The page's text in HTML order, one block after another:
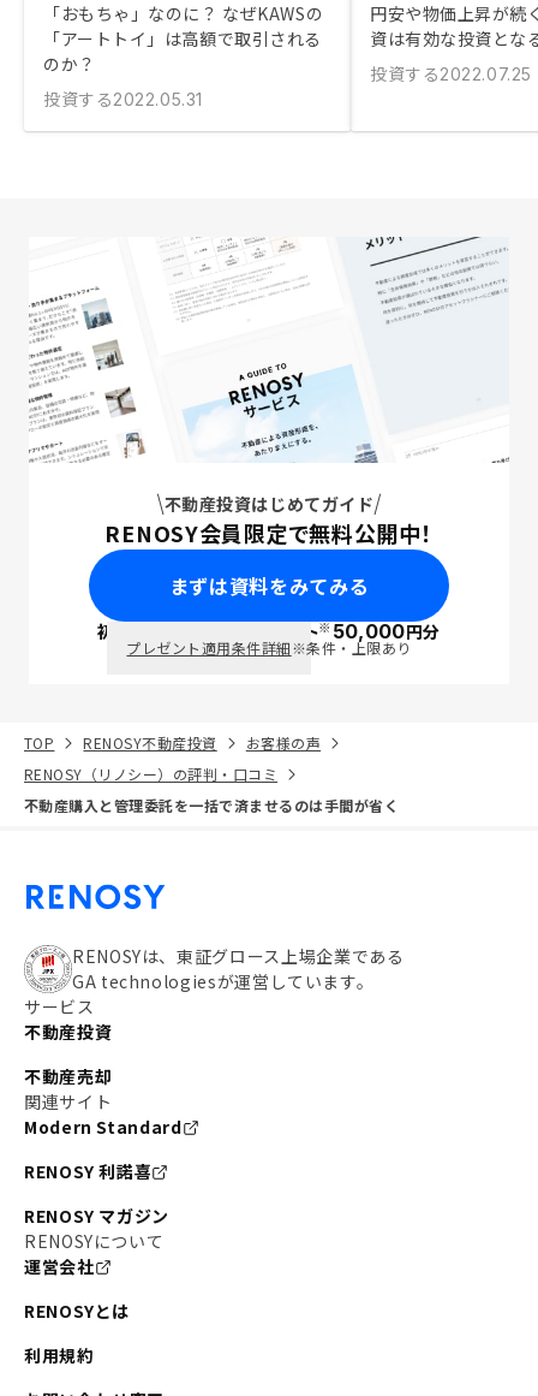
「おもちゃ」なのに？ なぜKAWSの
「アートトイ」は高額で取引される
のか？
投資する2022.05.31
円安や物価上昇が続
資は有効な投資とな
投資する2022.07.25
不動産投資はじめてガイド
RENOSY会員限定で無料公開中！
まずは資料をみてみる
初回面談で ポイント※50,000円分
プレゼント適用条件詳細※条件・上限あり
TOP RENOSY不動産投資
お客様の声
RENOSY（リノシー）の評判・口コミ
不動産購入と管理委託を一括で済ませるのは手間が省く
RENOSYは、東証グロース上場企業である
GA technologiesが運営しています。
サービス
不動産投資
不動産売却
関連サイト
Modern Standard
RENOSY 利諾喜
RENOSY マガジン
RENOSYについて
運営会社
RENOSYとは
利用規約